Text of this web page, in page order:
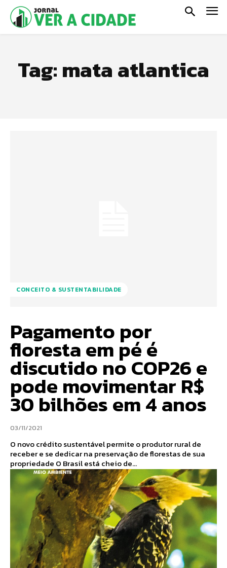
Tag:mata atlantica
CONCEITO & SUSTENTABILIDADE
Pagamento por
floresta em pé é
discutido no COP26 e
pode movimentar R$
30 bilhões em 4 anos
03/11/2021
O novo crédito sustentável permite o produtor rural de
receber e se dedicar na preservação de florestas de sua
propriedade O Brasil está cheio de...